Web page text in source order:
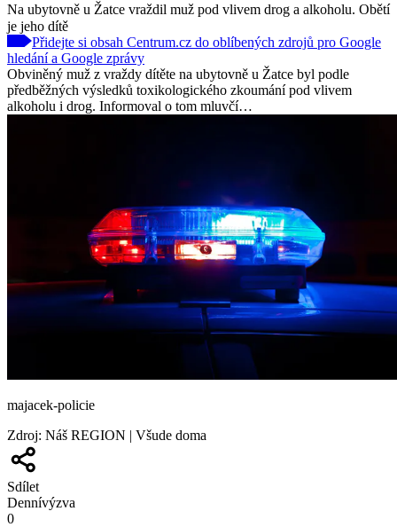
Na ubytovně u Žatce vraždil muž pod vlivem drog a alkoholu. Obětí
je jeho dítě
Přidejte si obsah Centrum.cz do oblíbených zdrojů pro Google
hledání a Google zprávy
Obviněný muž z vraždy dítěte na ubytovně u Žatce byl podle
předběžných výsledků toxikologického zkoumání pod vlivem
alkoholu i drog. Informoval o tom mluvčí…
majacek-policie
Zdroj: Náš REGION | Všude doma
Sdílet
Dennívýzva
0